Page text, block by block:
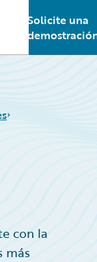
main menu
Solicite una
con la
más